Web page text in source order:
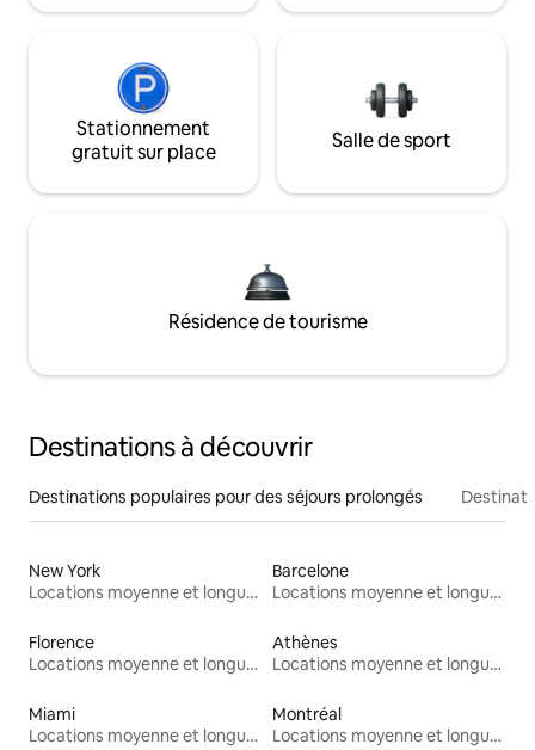
Stationnement
gratuit sur place
Salle de sport
Résidence de tourisme
Destinations à découvrir
Destinations populaires pour des séjours prolongés
New York
Locations moyenne et longue durée
Barcelone
Locations moyenne et longue durée
Florence
Locations moyenne et longue durée
Athènes
Locations moyenne et longue durée
Miami
Locations moyenne et longue durée
Montréal
Locations moyenne et longue durée